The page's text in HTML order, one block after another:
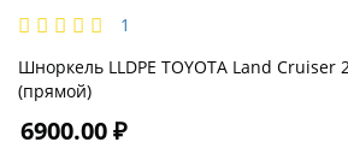
1
Шноркель LLDPE TOYOTA Land Cruiser
(прямой)
6900.00 ₽